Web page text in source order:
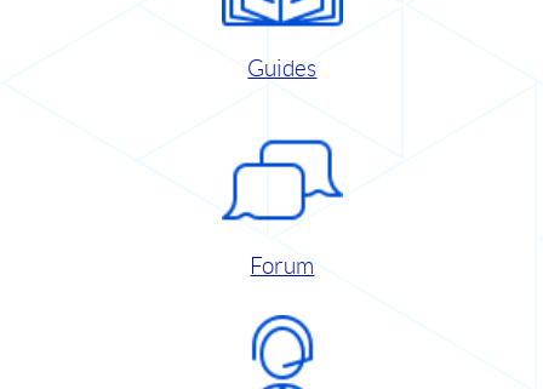
Guides
Forum